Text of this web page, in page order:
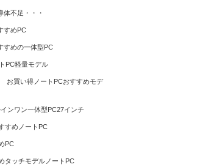
体不足・・・
すめPC
めの一体型PC
PC軽量モデル
お買い得ノートPCおすすめモデ
ンワン一体型PC27インチ
すめノートPC
PC
タッチモデルノートPC